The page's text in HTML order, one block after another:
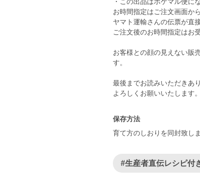
お時間指定はご注文画面か
ヤマト運輸さんの伝票が直
ご注文後のお時間指定はお
お客様との顔の見えない販
す。
最後までお読みいただきあ
保存方法
育て方のしおりを同封致し
#生産者直伝レシピ付